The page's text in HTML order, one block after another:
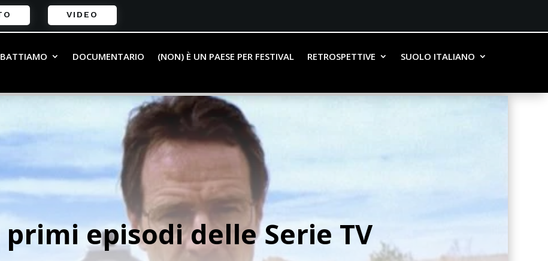
VIDEO
DOCUMENTARIO (NON) È UN PAESE PER FESTIVAL RETROSPETTIVE SUOLO ITALIANO
episodi delle Serie TV